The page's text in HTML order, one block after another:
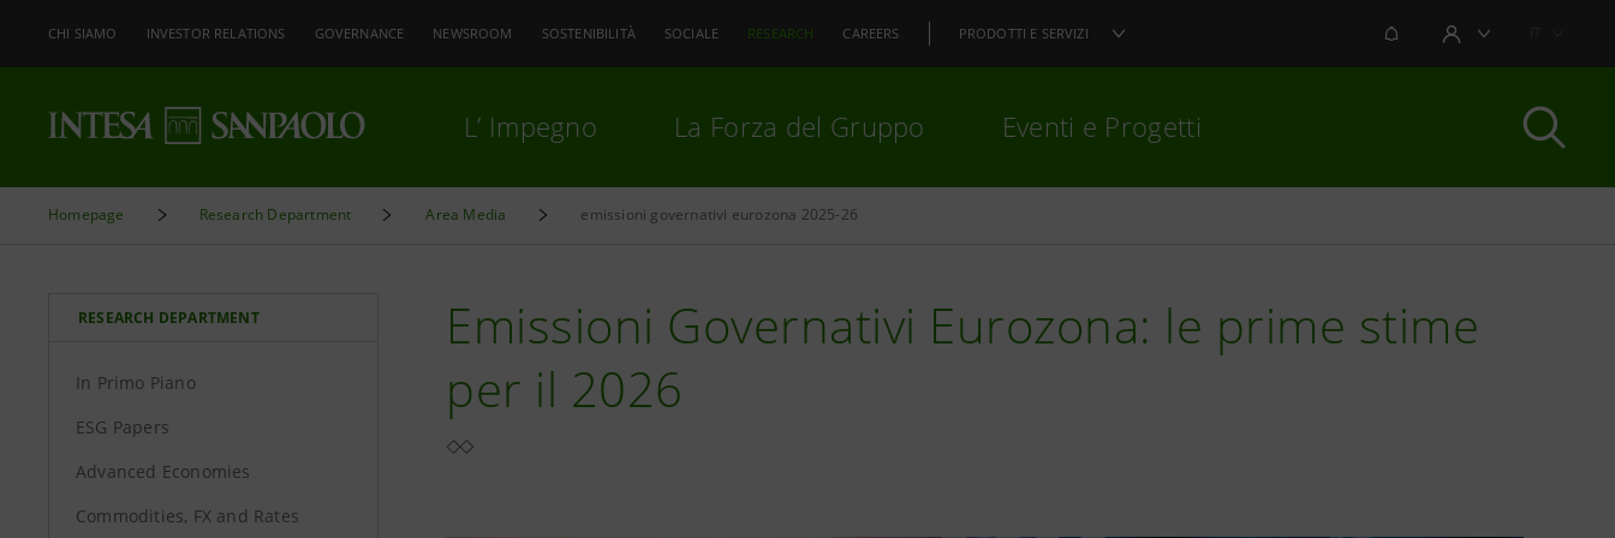
CHI SIAMO INVESTOR RELATIONS GOVERNANCE NEWSROOM SOSTENIBILITÀ SOCIALE RESEARCH CAREERS PRODOTTI E SERVIZI NOTIFICHEAREA UTENTE
L’ Impegno La Forza del Gruppo Eventi e Progetti
Homepage Research Department Area Media emissioni governativi eurozona 2025-26
RESEARCH DEPARTMENT
In Primo Piano
ESG Papers
Advanced Economies
Commodities, FX and Rates
Emissioni Governativi Eurozona: le prime stime
per il 2026